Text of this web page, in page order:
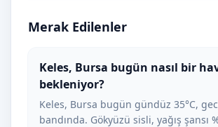
Merak Edilenler
Keles, Bursa bugün nasıl bir
bekleniyor?
Keles, Bursa bugün gündüz 35°C,
bandında. Gökyüzü sisli, yağış şansı